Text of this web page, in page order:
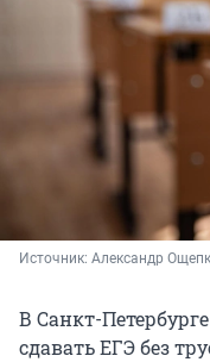
Источник: Александр
В Санкт-
сдавать ЕГЭ без